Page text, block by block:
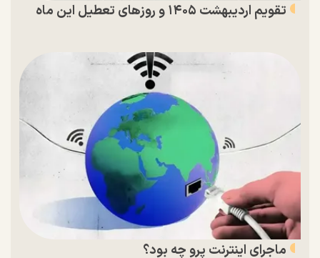
تقویم اردیبهشت ۱۴۰۵ و روز‌های تعطیل این ماه
ماجرای اینترنت پرو چه بود؟